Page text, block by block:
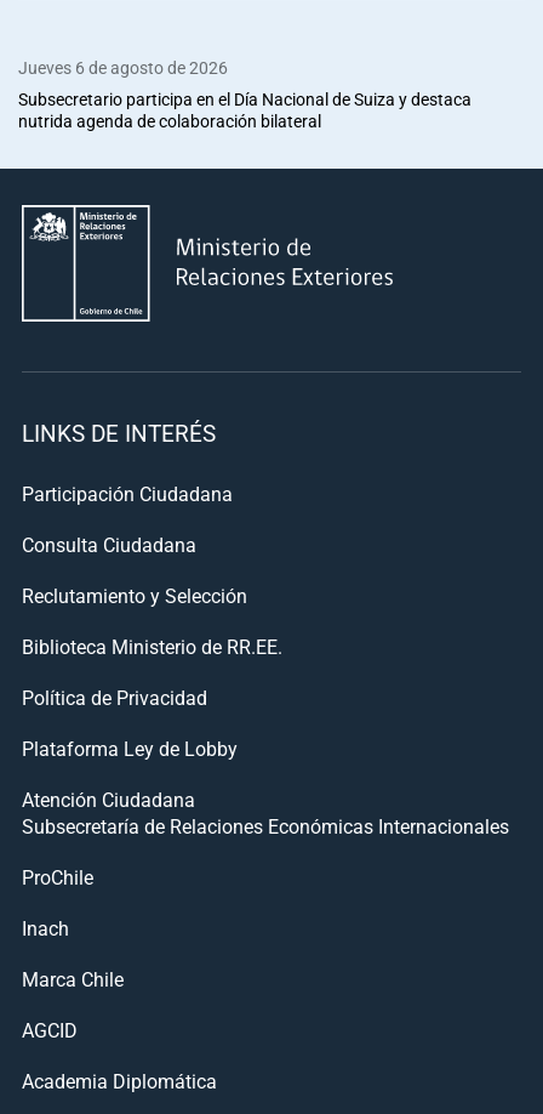
Jueves 6 de agosto de 2026
Subsecretario participa en el Día Nacional de Suiza y destaca
nutrida agenda de colaboración bilateral
LINKS DE INTERÉS
Participación Ciudadana
Consulta Ciudadana
Reclutamiento y Selección
Biblioteca Ministerio de RR.EE.
Política de Privacidad
Plataforma Ley de Lobby
Atención Ciudadana
Subsecretaría de Relaciones Económicas Internacionales
ProChile
Inach
Marca Chile
AGCID
Academia Diplomática